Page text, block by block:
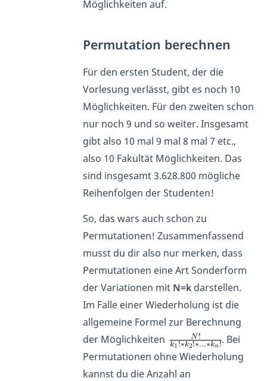
Möglichkeiten auf.
Permutation berechnen
Für den ersten Student, der die
Vorlesung verlässt, gibt es noch 10
Möglichkeiten. Für den zweiten schon
nur noch 9 und so weiter. Insgesamt
gibt also 10 mal 9 mal 8 mal 7 etc.,
also 10 Fakultät Möglichkeiten. Das
sind insgesamt 3.628.800 mögliche
Reihenfolgen der Studenten!
So, das wars auch schon zu
Permutationen! Zusammenfassend
musst du dir also nur merken, dass
Permutationen eine Art Sonderform
der Variationen mit N=k darstellen.
Im Falle einer Wiederholung ist die
allgemeine Formel zur Berechnung
der Möglichkeiten
. Bei
Permutationen ohne Wiederholung
kannst du die Anzahl an